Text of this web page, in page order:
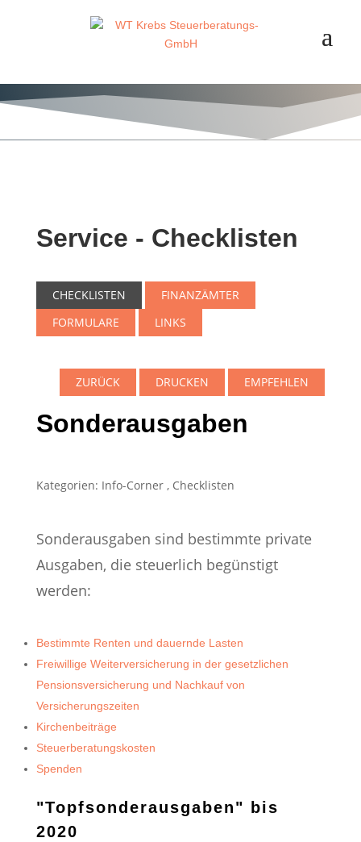
Service - Checklisten
CHECKLISTEN
FINANZÄMTER
FORMULARE
LINKS
ZURÜCK DRUCKEN EMPFEHLEN
Sonderausgaben
Kategorien: Info-Corner, Checklisten
Sonderausgaben sind bestimmte private
Ausgaben, die steuerlich begünstigt
werden:
Bestimmte Renten und dauernde Lasten
Freiwillige Weiterversicherung in der gesetzlichen
Pensionsversicherung und Nachkauf von
Versicherungszeiten
Kirchenbeiträge
Steuerberatungskosten
Spenden
"Topfsonderausgaben" bis
2020